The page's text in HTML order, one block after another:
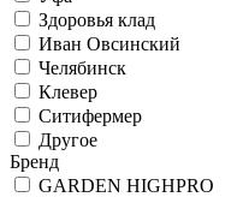
Здоровья клад
Иван Овсинский
Челябинск
Клевер
Ситифермер
Другое
Бренд
GARDEN HIGHPRO